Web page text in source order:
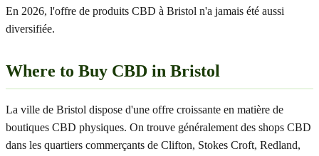
En 2026, l'offre de produits CBD à Bristol n'a jamais été aussi
diversifiée.
Where to Buy CBD in Bristol
La ville de Bristol dispose d'une offre croissante en matière de
boutiques CBD physiques. On trouve généralement des shops CBD
dans les quartiers commerçants de Clifton, Stokes Croft, Redland,